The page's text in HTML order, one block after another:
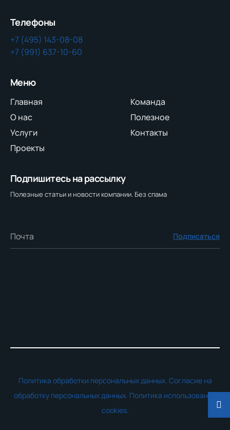
Телефоны
+7 (495) 143-08-08
+7 (991) 637-10-60
Меню
Главная
О нас
Услуги
Проекты
Команда
Полезное
Контакты
Подпишитесь на рассылку
Полезные статьи и новости компании. Без спама
Подписаться
Политика обработки персональных данных. Согласие на
обработку персональных данных. Политика использования
cookies.